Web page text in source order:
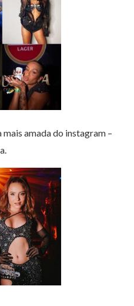
amada do instagram –